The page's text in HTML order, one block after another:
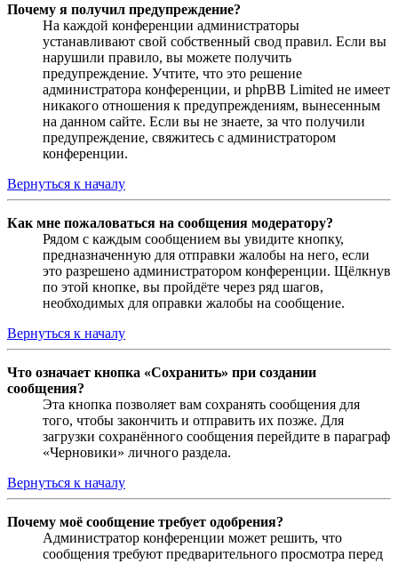
Почему я получил предупреждение?
На каждой конференции администраторы
устанавливают свой собственный свод правил. Если вы
нарушили правило, вы можете получить
предупреждение. Учтите, что это решение
администратора конференции, и phpBB Limited не имеет
никакого отношения к предупреждениям, вынесенным
на данном сайте. Если вы не знаете, за что получили
предупреждение, свяжитесь с администратором
конференции.
Вернуться к началу
Как мне пожаловаться на сообщения модератору?
Рядом с каждым сообщением вы увидите кнопку,
предназначенную для отправки жалобы на него, если
это разрешено администратором конференции. Щёлкнув
по этой кнопке, вы пройдёте через ряд шагов,
необходимых для оправки жалобы на сообщение.
Вернуться к началу
Что означает кнопка «Сохранить» при создании
сообщения?
Эта кнопка позволяет вам сохранять сообщения для
того, чтобы закончить и отправить их позже. Для
загрузки сохранённого сообщения перейдите в параграф
«Черновики» личного раздела.
Вернуться к началу
Почему моё сообщение требует одобрения?
Администратор конференции может решить, что
сообщения требуют предварительного просмотра перед